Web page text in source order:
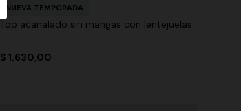
NUEVA TEMPORADA
Top acanalado sin mangas con lentejuelas
$ 1.630,00